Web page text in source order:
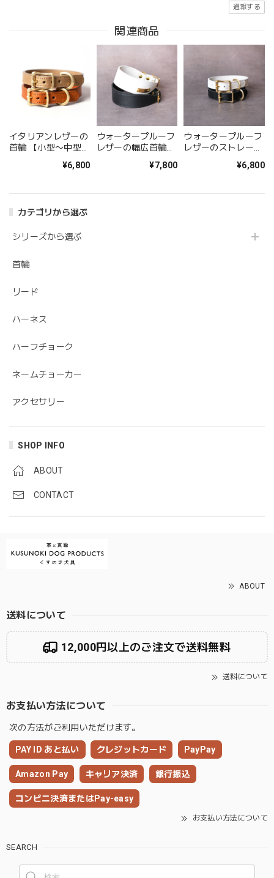
カテゴリから選ぶ
シリーズから選ぶ
首輪
リード
ハーネス
ハーフチョーク
ネームチョーカー
アクセサリー
SHOP INFO
ABOUT
CONTACT
通報する
関連商品
イタリアンレザーの
首輪 【小型〜中型犬
¥6,800
ウォータープルーフ
レザーの幅広首輪
¥7,800
ウォータープルーフ
レザーのストレート
¥6,800
ABOUT
送料について
12,000円以上のご注文で送料無料
送料について
お支払い方法について
次の方法がご利用いただけます。
PAY ID あと払い クレジットカード PayPay
Amazon Pay キャリア決済 銀行振込
コンビニ決済またはPay-easy
お支払い方法について
SEARCH